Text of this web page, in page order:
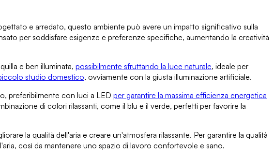
e arredato, questo ambiente può avere un impatto significativo sulla
per soddisfare esigenze e preferenze specifiche, aumentando la creatività
e ben illuminata, possibilmente sfruttando la luce naturale, ideale per
studio domestico, ovviamente con la giusta illuminazione artificiale.
preferibilmente con luci a LED per garantire la massima efficienza energetica
di colori rilassanti, come il blu e il verde, perfetti per favorire la
la qualità dell'aria e creare un'atmosfera rilassante. Per garantire la qualità
così da mantenere uno spazio di lavoro confortevole e sano.